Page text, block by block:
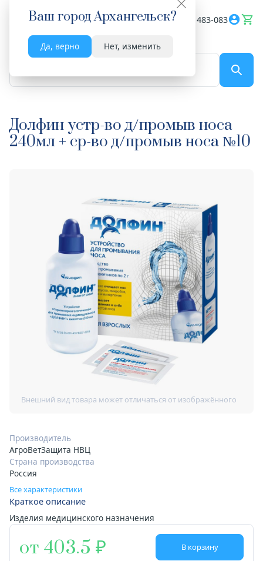
Ваш городАрхангельск?
Да, верно Нет, изменить
Весь сайт 8182 483-083
Долфин устр-во д/промыв носа
240мл + ср-во д/промыв носа №10
Производитель
АгроВетЗащита НВЦ
Страна производства
Россия
Все характеристики
Краткое описание
Изделия медицинского назначения
от 403.5 В корзину